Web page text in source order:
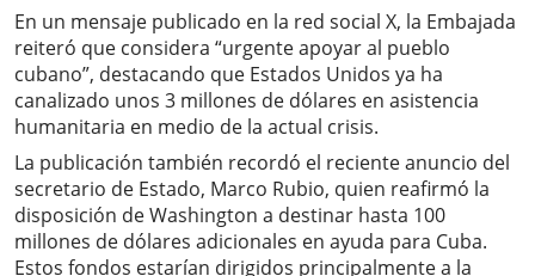
En un mensaje publicado en la red social X, la Embajada
reiteró que considera “urgente apoyar al pueblo
cubano”, destacando que Estados Unidos ya ha
canalizado unos 3 millones de dólares en asistencia
humanitaria en medio de la actual crisis.
La publicación también recordó el reciente anuncio del
secretario de Estado, Marco Rubio, quien reafirmó la
disposición de Washington a destinar hasta 100
millones de dólares adicionales en ayuda para Cuba.
Estos fondos estarían dirigidos principalmente a la